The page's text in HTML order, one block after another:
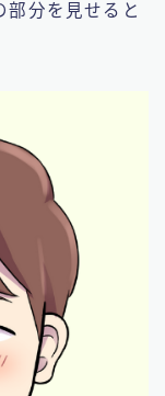
部分を見せると